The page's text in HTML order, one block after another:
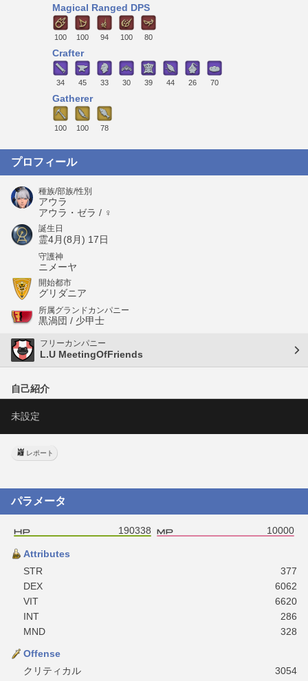
Magical Ranged DPS
100 100 94 100 80
Crafter
34 45 33 30 39 44 26 70
Gatherer
100 100 78
プロフィール
種族/部族/性別
アウラ
アウラ・ゼラ / ♀
誕生日
霊4月(8月) 17日
守護神
ニメーヤ
開始都市
グリダニア
所属グランドカンパニー
黒渦団 / 少甲士
フリーカンパニー
L.U MeetingOfFriends
自己紹介
未設定
レポート
パラメータ
190338 10000
Attributes
STR
377
DEX
6062
VIT
6620
INT
286
MND
328
Offense
クリティカル
3054